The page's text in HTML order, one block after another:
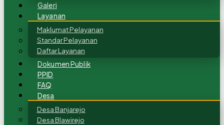
Galeri
Layanan
Maklumat Pelayanan
Standar Pelayanan
Daftar Layanan
Dokumen Publik
PPID
FAQ
Desa
Desa Banjarejo
Desa Blawirejo